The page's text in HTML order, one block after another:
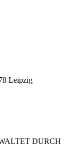
Leipzig
DURCH